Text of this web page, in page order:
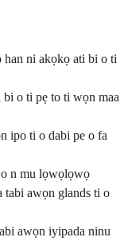
ni akọkọ ati bi o ti
o ti pẹ to ti wọn maa
ipo ti o dabi pe o fa
n mu lọwọlọwọ
awọn glands ti o
awọn iyipada ninu